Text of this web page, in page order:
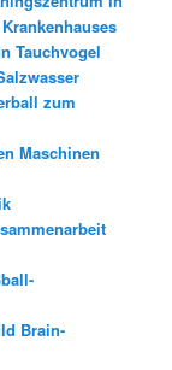
Tauchvogel
zum
Maschinen
Brain-